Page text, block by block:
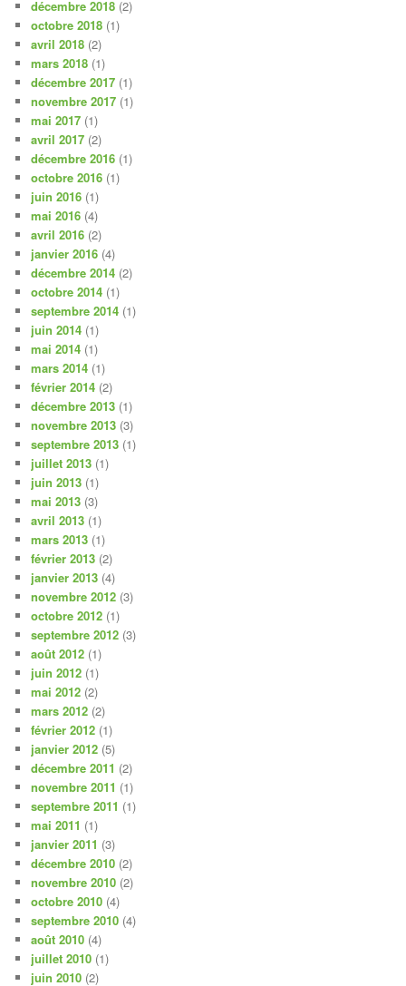
décembre 2018 (2)
octobre 2018 (1)
avril 2018 (2)
mars 2018 (1)
décembre 2017 (1)
novembre 2017 (1)
mai 2017 (1)
avril 2017 (2)
décembre 2016 (1)
octobre 2016 (1)
juin 2016 (1)
mai 2016 (4)
avril 2016 (2)
janvier 2016 (4)
décembre 2014 (2)
octobre 2014 (1)
septembre 2014 (1)
juin 2014 (1)
mai 2014 (1)
mars 2014 (1)
février 2014 (2)
décembre 2013 (1)
novembre 2013 (3)
septembre 2013 (1)
juillet 2013 (1)
juin 2013 (1)
mai 2013 (3)
avril 2013 (1)
mars 2013 (1)
février 2013 (2)
janvier 2013 (4)
novembre 2012 (3)
octobre 2012 (1)
septembre 2012 (3)
août 2012 (1)
juin 2012 (1)
mai 2012 (2)
mars 2012 (2)
février 2012 (1)
janvier 2012 (5)
décembre 2011 (2)
novembre 2011 (1)
septembre 2011 (1)
mai 2011 (1)
janvier 2011 (3)
décembre 2010 (2)
novembre 2010 (2)
octobre 2010 (4)
septembre 2010 (4)
août 2010 (4)
juillet 2010 (1)
juin 2010 (2)